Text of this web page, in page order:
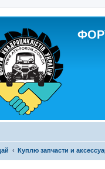
Куплю запчасти и